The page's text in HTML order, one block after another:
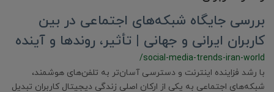
بررسی جایگاه شبکه‌های اجتماعی در بین
کاربران ایرانی و جهانی | تأثیر، روندها و آینده
/social-media-trends-iran-world
با رشد فزاینده اینترنت و دسترسی آسان‌تر به تلفن‌های هوشمند،
شبکه‌های اجتماعی به یکی از ارکان اصلی زندگی دیجیتال کاربران تبدیل